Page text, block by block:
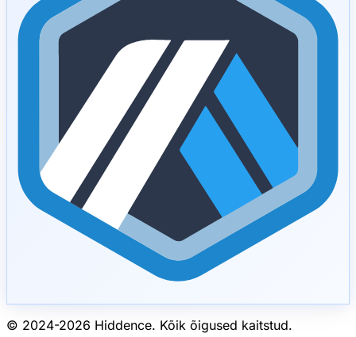
© 2024-2026 Hiddence. Kõik õigused kaitstud.